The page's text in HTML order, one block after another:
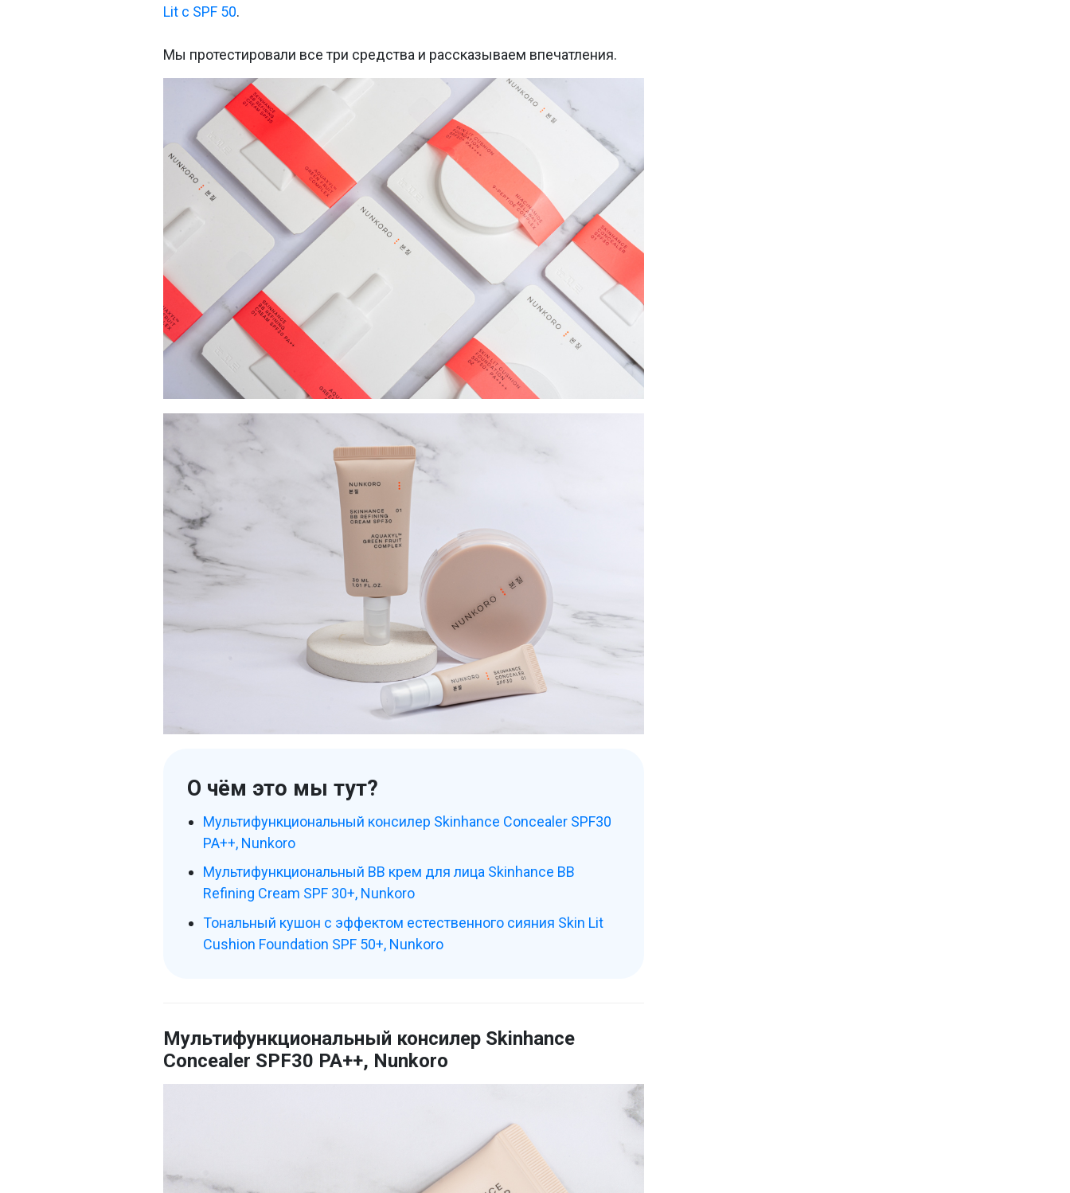
Lit c SPF 50.
Мы протестировали все три средства и рассказываем впечатления.
О чём это мы тут?
Мультифункциональный консилер Skinhance Concealer SPF30
PA++, Nunkoro
Мультифункциональный BB крем для лица Skinhance BB
Refining Cream SPF 30+, Nunkoro
Тональный кушон с эффектом естественного сияния Skin Lit
Cushion Foundation SPF 50+, Nunkoro
Мультифункциональный консилер Skinhance
Concealer SPF30 PA++, Nunkoro